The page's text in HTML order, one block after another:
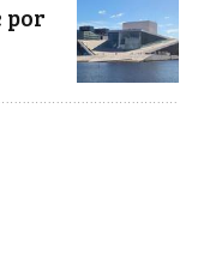
por